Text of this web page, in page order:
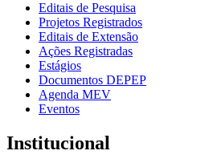
Editais de Pesquisa
Projetos Registrados
Editais de Extensão
Ações Registradas
Estágios
Documentos DEPEP
Agenda MEV
Eventos
Institucional